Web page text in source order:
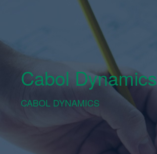
Cabol Dynamics
CABOL DYNAMICS